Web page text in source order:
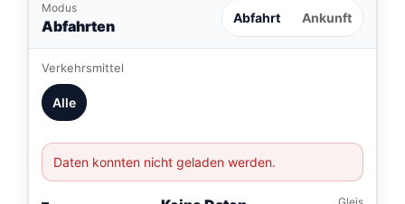
Modus
Abfahrten Abfahrt Ankunft
Verkehrsmittel
Alle
Daten konnten nicht geladen werden.
Gleis